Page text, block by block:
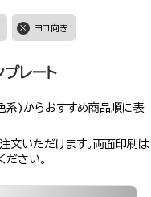
ヨコ向き
プレート
系)からおすすめ商品順に表
文いただけます。両面印刷は
ださい。